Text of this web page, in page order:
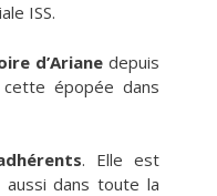
ISS.
d’Arianedepuis
épopée dans
. Elle est
aussi dans toute la